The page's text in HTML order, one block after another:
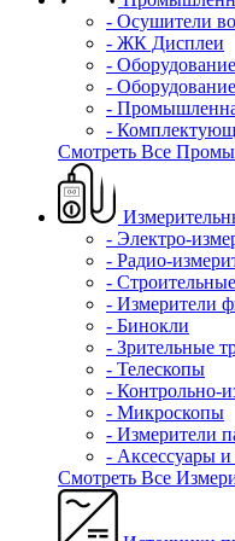
- Осушители
- ЖК Дисплеи
-
-
-
-
Смотреть Все
- Электро-
- Радио-
-
- Измерители
- Бинокли
- Зрительные
- Телескопы
- Контрольно-
- Микроскопы
- Измерители
- Аксессуары
Смотреть Все